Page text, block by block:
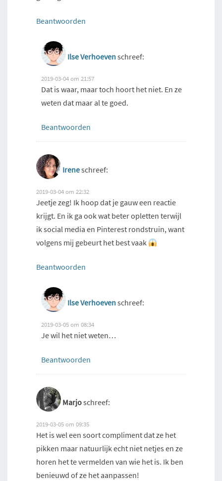
Beantwoorden
Ilse Verhoevenschreef:
2019-03-04 om 21:57
Dat is waar, maar toch hoort het niet. En ze
weten dat maar al te goed.
Beantwoorden
Ireneschreef:
2019-03-04 om 22:32
Jeetje zeg! Ik hoop dat je gauw een reactie
krijgt. En ik ga ook wat beter opletten terwijl
ik social media en Pinterest rondstruin, want
volgens mij gebeurt het best vaak
Beantwoorden
Ilse Verhoevenschreef:
2019-03-05 om 08:34
Je wil het niet weten…
Beantwoorden
Marjoschreef:
2019-03-05 om 09:35
Het is wel een soort compliment dat ze het
pikken maar natuurlijk echt niet netjes en ze
horen het te vermelden van wie het is. Ik ben
benieuwd of ze het aanpassen!